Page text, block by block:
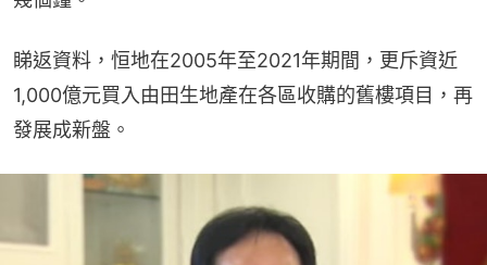
睇返資料，恒地在2005年至2021年期間，更斥資近
1,000億元買入由田生地產在各區收購的舊樓項目，再
發展成新盤。